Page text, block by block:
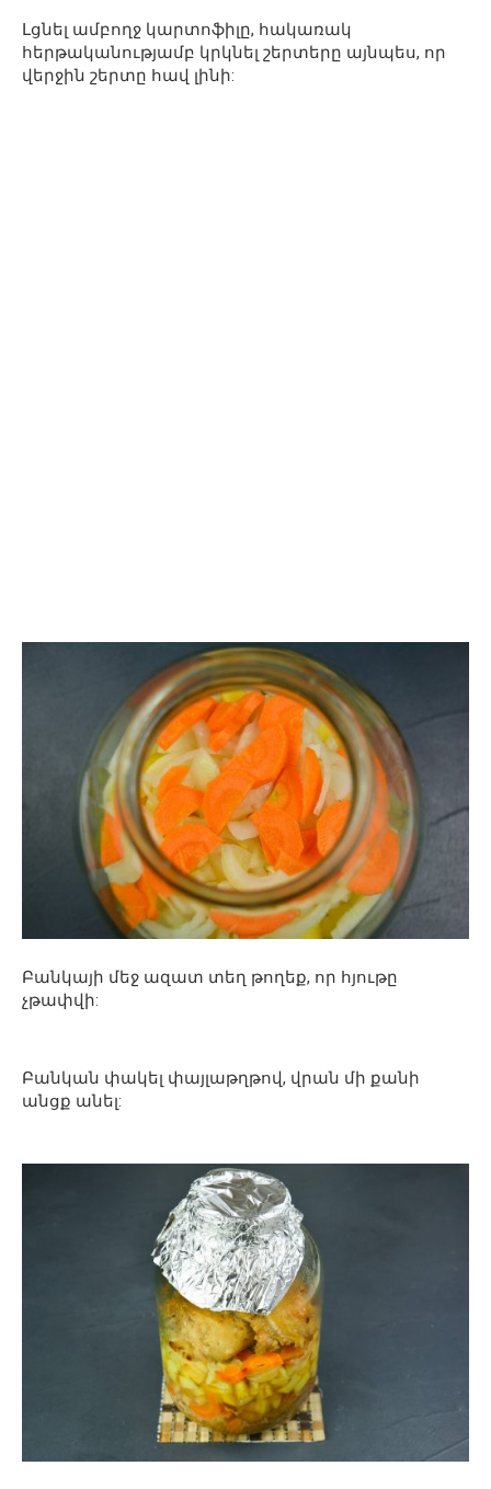
Լցնել ամբողջ կարտոֆիլը, հակառակ
հերթականությամբ կրկնել շերտերը այնպես, որ
վերջին շերտը հավ լինի:
Բանկայի մեջ ազատ տեղ թողեք, որ հյութը
չթափվի:
Բանկան փակել փայլաթղթով, վրան մի քանի
անցք անել: